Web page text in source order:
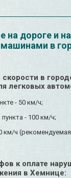
на дороге и
в
скорости в
легковых
- 50 км/ч;
- 100 км/ч;
км/ч
к оплате
в Хемнице: